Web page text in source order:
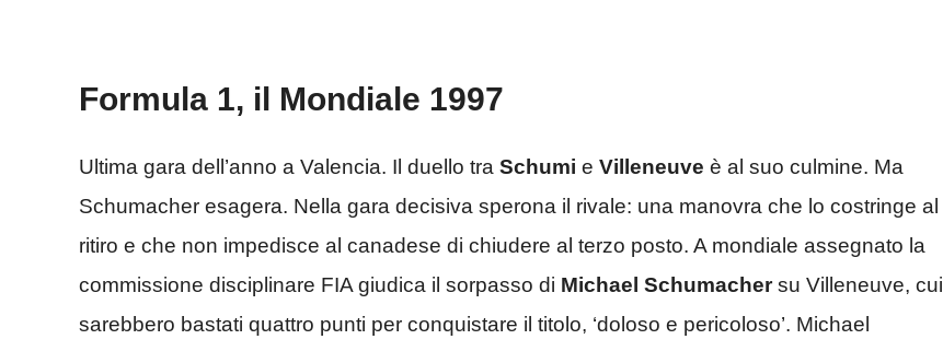
Formula 1, il Mondiale 1997
Ultima gara dell’anno a Valencia. Il duello tra Schumi e Villeneuve è al suo culmine. Ma
Schumacher esagera. Nella gara decisiva sperona il rivale: una manovra che lo costringe al
ritiro e che non impedisce al canadese di chiudere al terzo posto. A mondiale assegnato la
commissione disciplinare FIA giudica il sorpasso di Michael Schumachersu Villeneuve, cui
sarebbero bastati quattro punti per conquistare il titolo, ‘doloso e pericoloso’. Michael